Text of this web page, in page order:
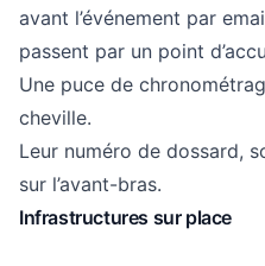
avant l’événement par
passent par un point
Une puce de
cheville.
Leur numéro de dossard,
sur l’avant-bras.
Infrastructures sur place